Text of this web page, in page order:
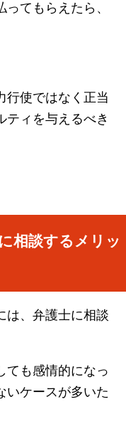
てもらえたら、
行使ではなく正当
ティを与えるべき
相談するメリッ
は、弁護士に相談
ても感情的になっ
いケースが多いた